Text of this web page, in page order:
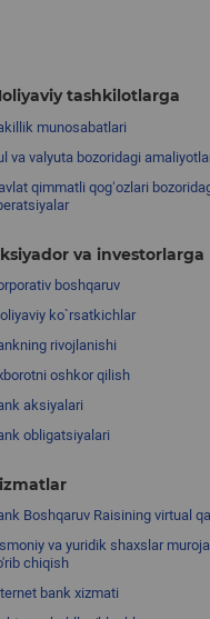
tashkilotlarga
munosabatlari
va valyuta bozoridagi
qimmatli qog‘ozlari
va investorlarga
boshqaruv
ko`rsatkichlar
rivojlanishi
oshkor qilish
aksiyalari
obligatsiyalari
Boshqaruv Raisining virtual
va yuridik shaxslar
chiqish
bank xizmati